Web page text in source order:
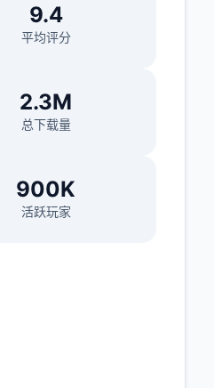
9.4
平均评分
2.3M
总下载量
900K
活跃玩家